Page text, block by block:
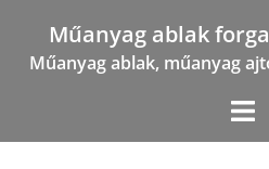
content
Műanyag ablak
Műanyag ablak, műanyag